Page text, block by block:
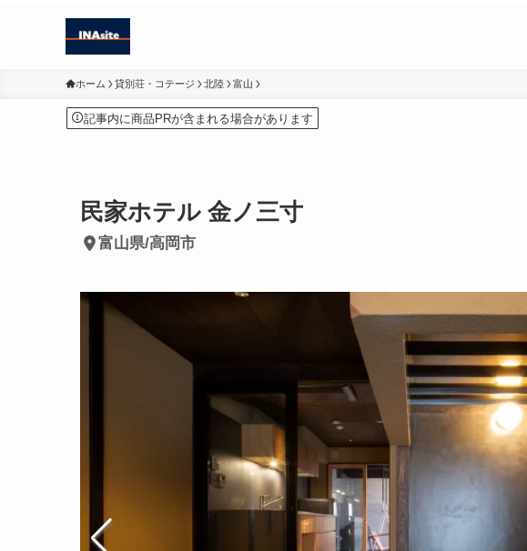
ホーム 貸別荘・コテージ 北陸 富山
記事内に商品PRが含まれる場合があります
民家ホテル 金ノ三寸
富山県/高岡市